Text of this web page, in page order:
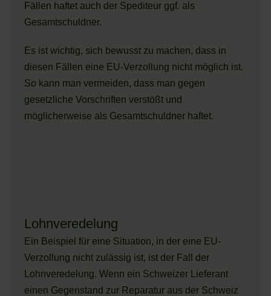
Fällen haftet auch der Spediteur ggf. als
Gesamtschuldner.
Es ist wichtig, sich bewusst zu machen, dass in
diesen Fällen eine EU-Verzollung nicht möglich ist.
So kann man vermeiden, dass man gegen
gesetzliche Vorschriften verstößt und
möglicherweise als Gesamtschuldner haftet.
Lohnveredelung
Ein Beispiel für eine Situation, in der eine EU-
Verzollung nicht zulässig ist, ist der Fall der
Lohnveredelung. Wenn ein Schweizer Lieferant
einen Gegenstand zur Reparatur aus der Schweiz